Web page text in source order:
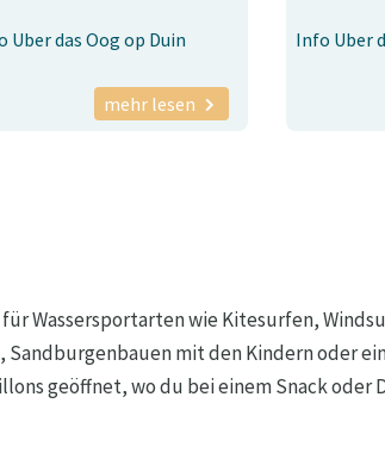
Uber das Oog op Duin
mehr lesen
Info Uber
Wassersportarten wie Kitesurfen,
mit den Kindern oder
geöffnet, wo du bei einem Snack oder